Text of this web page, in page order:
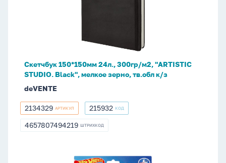
мелкое
зерно,
тв.обл
к/
з
Скетчбук 150*150мм 24л., 300гр/м2, "ARTISTIC
STUDIO. Black", мелкое зерно, тв.обл к/з
deVENTE
2134329
2134329 АРТИКУЛ 215932
215932 КОД
4657807494219
4657807494219 ШТРИХКОД
Фотоаппарат-